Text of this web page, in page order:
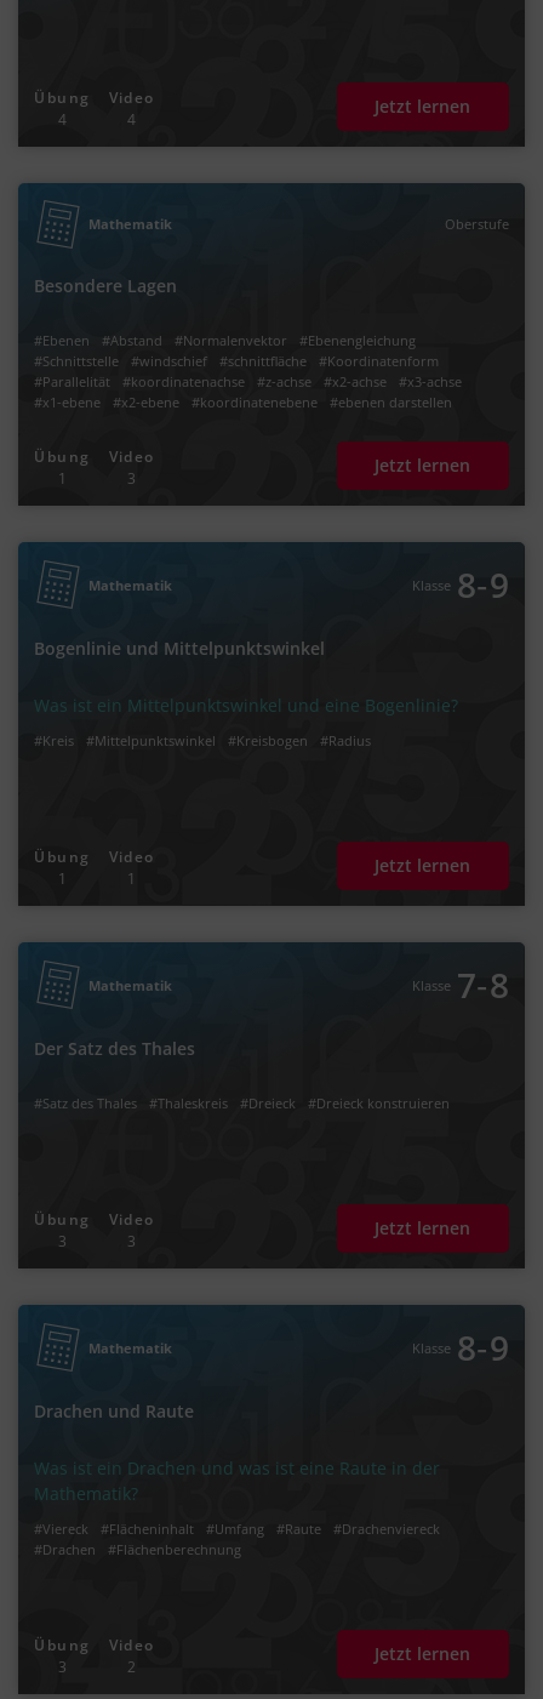
Übung
4
Video
4
Jetzt lernen
Mathematik Oberstufe
Besondere Lagen
#Ebenen #Abstand #Normalenvektor
#Ebenengleichung
#Schnittstelle
#windschief #schnittfläche
#Koordinatenform
#Parallelität
#koordinatenachse #z-achse #x2-achse
#x3-achse
#x1-ebene
#x2-ebene #koordinatenebene #ebenen darstellen
Übung
1
Video
3
Jetzt lernen
Mathematik Klasse 8‐9
Bogenlinie und Mittelpunktswinkel
Was ist ein Mittelpunktswinkel und eine Bogenlinie?
#Kreis #Mittelpunktswinkel #Kreisbogen #Radius
Übung
1
Video
1
Jetzt lernen
Mathematik Klasse 7‐8
Der Satz des Thales
#Satz des Thales #Thaleskreis #Dreieck #Dreieck konstruieren
Übung
3
Video
3
Jetzt lernen
Mathematik Klasse 8‐9
Drachen und Raute
Was ist ein Drachen und was ist eine Raute in der
Mathematik?
#Viereck #Flächeninhalt #Umfang #Raute
#Drachenviereck
#Drachen
#Flächenberechnung
Übung
3
Video
2
Jetzt lernen